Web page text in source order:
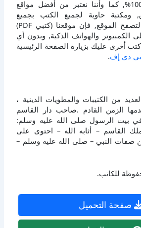
هذه الكتب مجانية 100%, كما وأننا نعتبر من أفضل مواقع
ومكتبة حاوية لجميع الكتب بجميع
تخصصاتها, وبالنسبة لتصفح الموقع, فإن موقعنا (كتبي PDF)
الكمبيوتر والهواتف الذكية, وبدون أي
أخرى عليك بزيارة الصفحة الرئيسية
دي إف.
من الكتيبات والمطويات الدينية ،
الزمن القادم .صاحب دار القاسم
في بيت الرسول صلى الله عليه وسلم:
القاسم – أثابه الله – احتوى على
صفات النبي – صلى الله عليه وسلم –
للكاتب.
صفحة التحميل